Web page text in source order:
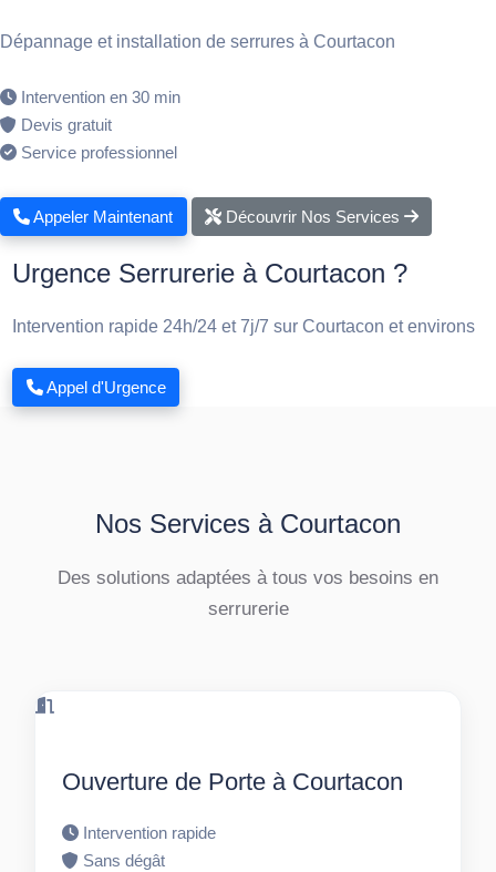
Dépannage et installation de serrures à Courtacon
Intervention en 30 min
Devis gratuit
Service professionnel
Appeler Maintenant Découvrir Nos Services
Urgence Serrurerie à Courtacon ?
Intervention rapide 24h/24 et 7j/7 sur Courtacon et environs
Appel d'Urgence
Nos Services à Courtacon
Des solutions adaptées à tous vos besoins en
serrurerie
Ouverture de Porte à Courtacon
Intervention rapide
Sans dégât